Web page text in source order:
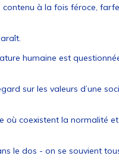
à la fois féroce,
humaine est
sur les valeurs d’une
où coexistent la normalité
le dos - on se souvient